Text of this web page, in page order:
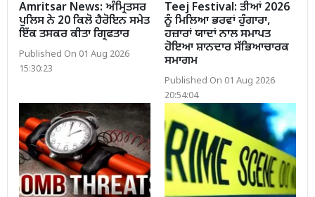
Amritsar News: ਅੰਮ੍ਰਿਤਸਰ
ਪੁਲਿਸ ਨੇ 20 ਕਿਲੋ ਹੈਰੋਇਨ ਸਮੇਤ
ਇੱਕ ਤਸਕਰ ਕੀਤਾ ਗ੍ਰਿਫਤਾਰ
Published On 01 Aug 2026
15:30:23
Teej Festival: ਤੀਆਂ 2026
ਨੂੰ ਮਿਲਿਆ ਭਰਵਾਂ ਹੁੰਗਾਰਾ,
ਹਜ਼ਾਰਾਂ ਯਾਦਾਂ ਨਾਲ ਸਮਾਪਤ
ਹੋਇਆ ਸ਼ਾਨਦਾਰ ਸੱਭਿਆਚਾਰਕ
ਸਮਾਗਮ
Published On 01 Aug 2026
20:54:04